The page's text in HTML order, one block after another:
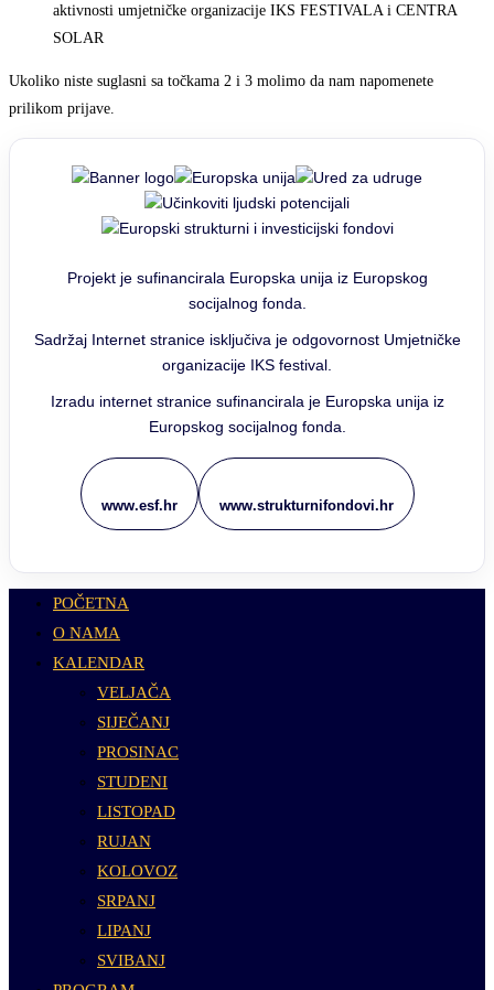
aktivnosti umjetničke organizacije IKS FESTIVALA i CENTRA
SOLAR
Ukoliko niste suglasni sa točkama 2 i 3 molimo da nam napomenete
prilikom prijave.
Projekt je sufinancirala Europska unija iz Europskog
socijalnog fonda.
Sadržaj Internet stranice isključiva je odgovornost Umjetničke
organizacije IKS festival.
Izradu internet stranice sufinancirala je Europska unija iz
Europskog socijalnog fonda.
www.esf.hr www.strukturnifondovi.hr
POČETNA
O NAMA
KALENDAR
VELJAČA
SIJEČANJ
PROSINAC
STUDENI
LISTOPAD
RUJAN
KOLOVOZ
SRPANJ
LIPANJ
SVIBANJ